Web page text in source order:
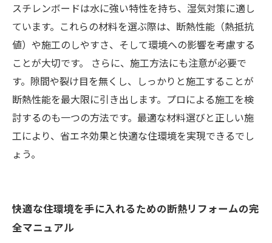
スチレンボードは水に強い特性を持ち、湿気対策に適し
ています。これらの材料を選ぶ際は、断熱性能（熱抵抗
値）や施工のしやすさ、そして環境への影響を考慮する
ことが大切です。 さらに、施工方法にも注意が必要で
す。隙間や裂け目を無くし、しっかりと施工することが
断熱性能を最大限に引き出します。プロによる施工を検
討するのも一つの方法です。最適な材料選びと正しい施
工により、省エネ効果と快適な住環境を実現できるでし
ょう。
快適な住環境を手に入れるための断熱リフォームの完
全マニュアル